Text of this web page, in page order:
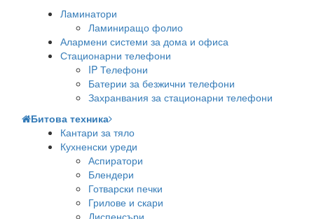
Ламинатори
Ламиниращо фолио
Алармени системи за дома и офиса
Стационарни телефони
IP Телефони
Батерии за безжични телефони
Захранвания за стационарни телефони
Битова техника
Кантари за тяло
Кухненски уреди
Аспиратори
Блендери
Готварски печки
Грилове и скари
Диспенсъри